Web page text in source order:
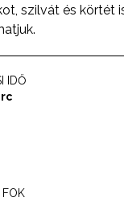
szilvát és körtét
IDŐ
FOK